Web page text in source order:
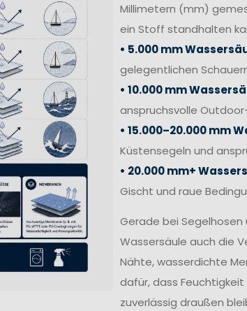
Millimetern (mm)
ein Stoff standhalten
• 5.000 mm
gelegentlichen
• 10.000 mm
anspruchsvolle
• 15.000–20.000 mm
Küstensegeln und
• 20.000 mm+
Gischt und raue
Gerade bei
Wassersäule auch die
Nähte, wasserdichte
dafür, dass
zuverlässig draußen